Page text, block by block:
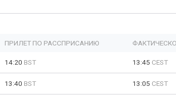
ПРИЛЕТ ПО РАССПРИСАНИЮ
14:20 BST 13:45 CEST
13:40 BST 13:05 CEST